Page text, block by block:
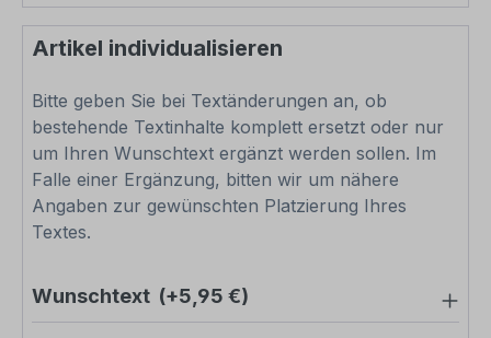
Artikel individualisieren
Bitte geben Sie bei Textänderungen an, ob
bestehende Textinhalte komplett ersetzt oder nur
um Ihren Wunschtext ergänzt werden sollen. Im
Falle einer Ergänzung, bitten wir um nähere
Angaben zur gewünschten Platzierung Ihres
Textes.
Wunschtext (+5,95 €)